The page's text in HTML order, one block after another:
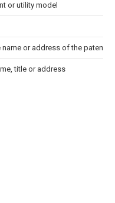
or utility model
name or address of the patentee
title or address